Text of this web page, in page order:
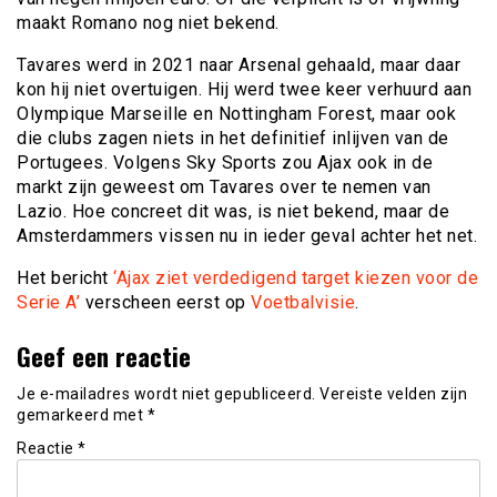
maakt Romano nog niet bekend.
Tavares werd in 2021 naar Arsenal gehaald, maar daar
kon hij niet overtuigen. Hij werd twee keer verhuurd aan
Olympique Marseille en Nottingham Forest, maar ook
die clubs zagen niets in het definitief inlijven van de
Portugees. Volgens Sky Sports zou Ajax ook in de
markt zijn geweest om Tavares over te nemen van
Lazio. Hoe concreet dit was, is niet bekend, maar de
Amsterdammers vissen nu in ieder geval achter het net.
Het bericht ‘Ajax ziet verdedigend target kiezen voor de
Serie A’ verscheen eerst op Voetbalvisie.
Geef een reactie
Je e-mailadres wordt niet gepubliceerd. Vereiste velden zijn
gemarkeerd met *
Reactie *